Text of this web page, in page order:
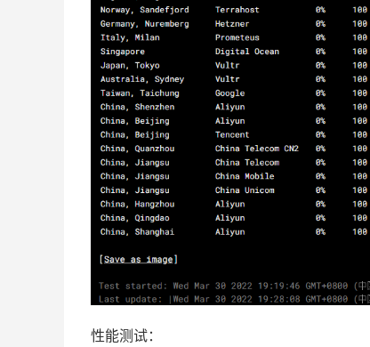
性能测试：